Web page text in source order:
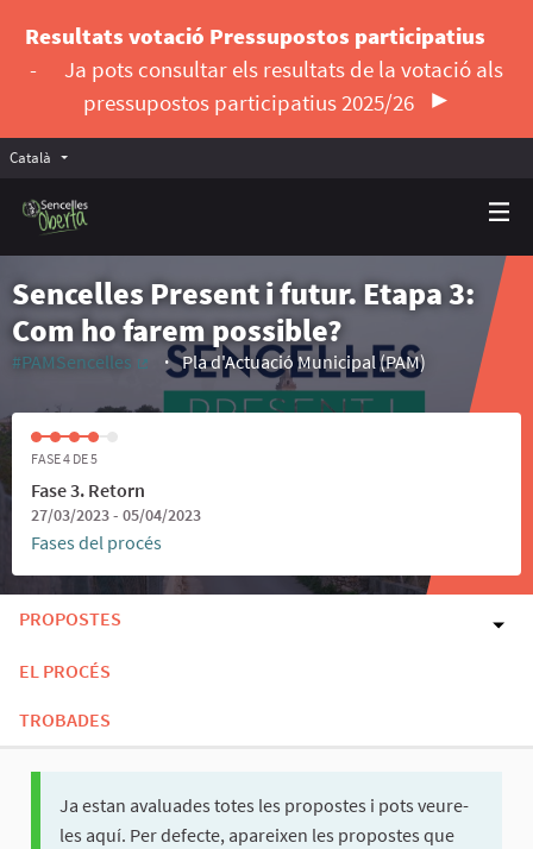
Resultats votació Pressupostos participatius
-
Ja pots consultar els resultats de la votació als
pressupostos participatius 2025/26
Català Triar la llengua
Sencelles Present i futur. Etapa 3:
Com ho farem possible?
#PAMSencelles
(Enllaç extern)
Pla d'Actuació Municipal (PAM)
FASE 4 DE 5
Fase 3. Retorn
27/03/2023 - 05/04/2023
Fases del procés
PROPOSTES
EL PROCÉS
TROBADES
Ja estan avaluades totes les propostes i pots veure-
les aquí. Per defecte, apareixen les propostes que